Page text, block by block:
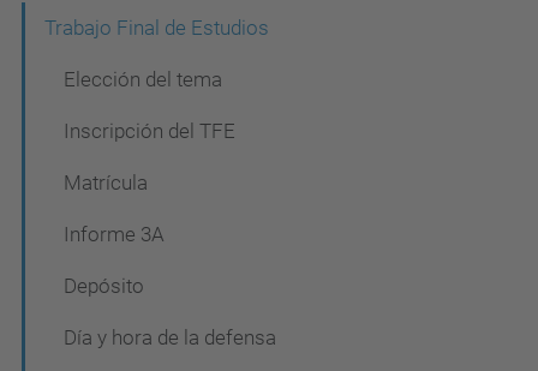
Trabajo Final de Estudios
Elección del tema
Inscripción del TFE
Matrícula
Informe 3A
Depósito
Día y hora de la defensa